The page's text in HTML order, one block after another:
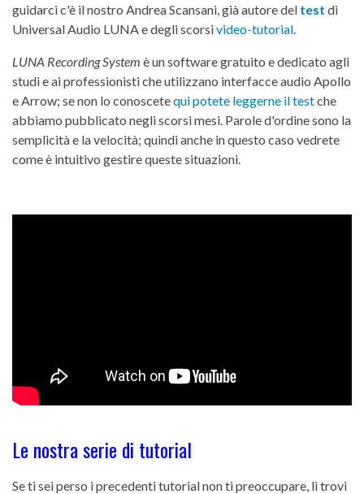
guidarci c'è il nostro Andrea Scansani, già autore del test di
Universal Audio LUNA e degli scorsivideo-tutorial
LUNA Recording System è un software gratuito e dedicato agli
studi e ai professionisti che utilizzano interfacce audio Apollo
e Arrow; se non lo conoscetequi potete leggerne il testche
abbiamo pubblicato negli scorsi mesi. Parole d'ordine sono la
semplicità e la velocità; quindi anche in questo caso vedrete
come è intuitivo gestire queste situazioni.
Le nostra serie di tutorial
Se ti sei perso i precedenti tutorial non ti preoccupare, li trovi